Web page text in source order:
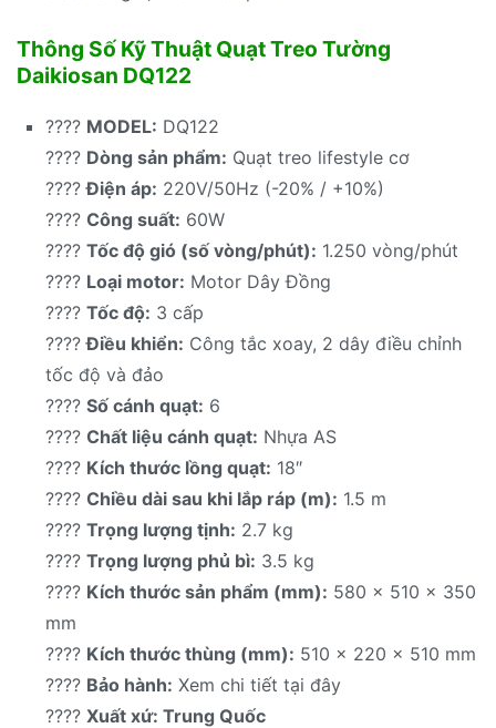
Thông Số Kỹ Thuật Quạt Treo Tường
Daikiosan DQ122
???? MODEL: DQ122
???? Dòng sản phẩm: Quạt treo lifestyle cơ
????Điện áp: 220V/50Hz (-20% / +10%)
???? Công suất: 60W
???? Tốc độ gió (số vòng/phút): 1.250 vòng/phút
???? Loại motor: Motor Dây Đồng
???? Tốc độ: 3 cấp
????Điều khiển: Công tắc xoay, 2 dây điều chỉnh
tốc độ và đảo
???? Số cánh quạt: 6
???? Chất liệu cánh quạt: Nhựa AS
???? Kích thước lồng quạt: 18″
???? Chiều dài sau khi lắp ráp (m): 1.5 m
???? Trọng lượng tịnh: 2.7 kg
???? Trọng lượng phủ bì: 3.5 kg
???? Kích thước sản phẩm (mm): 580 x 510 x 350
mm
???? Kích thước thùng (mm): 510 x 220 x 510 mm
???? Bảo hành: Xem chi tiết tại đây
???? Xuất xứ: Trung Quốc